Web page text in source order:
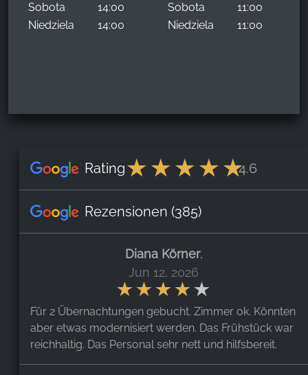
Sobota
14:00
Niedziela
14:00
Sobota
11:00
Niedziela
11:00
Rating 4.6
Rezensionen (385)
Diana Körner,
Jun 12, 2026
Für 2 Übernachtungen gebucht. Zimmer ok. Könnten
aber etwas modernisiert werden. Das Frühstück war
reichhaltig. Das Personal sehr nett und hilfsbereit.